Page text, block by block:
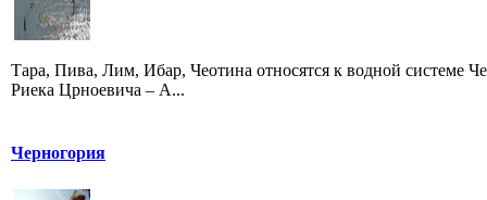
Тара, Пива, Лим, Ибар, Чеотина относятся к водной системе
Риека Црноевича – А...
Черногория